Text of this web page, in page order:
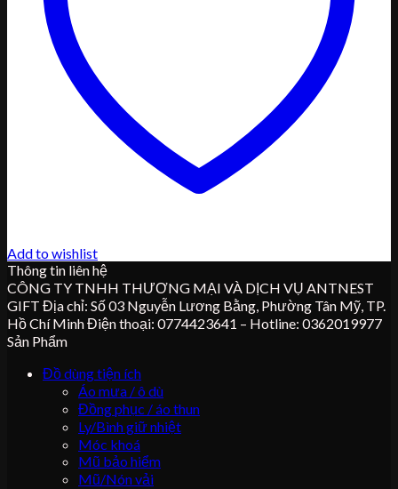
Add to wishlist
Thông tin liên hệ
CÔNG TY TNHH THƯƠNG MẠI VÀ DỊCH VỤ ANTNEST
GIFT Địa chỉ: Số 03 Nguyễn Lương Bằng, Phường Tân Mỹ, TP.
Hồ Chí Minh Điện thoại: 0774423641 – Hotline: 0362019977
Sản Phẩm
Đồ dùng tiện ích
Áo mưa / ô dù
Đồng phục / áo thun
Ly/Bình giữ nhiệt
Móc khoá
Mũ bảo hiểm
Mũ/Nón vải